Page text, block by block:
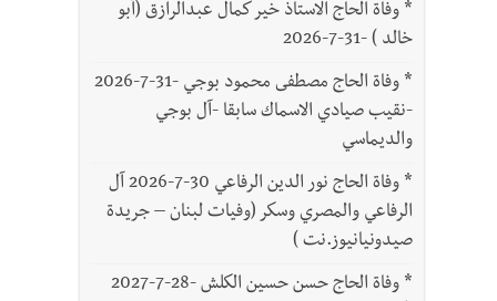
* وفاة الحاج الاستاذ خير كمال عبدالرازق (أبو
خالد ) -31-7-2026
*
وفاة الحاج مصطفى محمود بوجي -31-7-2026
-نقيب صيادي الاسماك سابقا -آل بوجي
والديماسي
*
وفاة الحاج نور الدين الرفاعي 30-7-2026 آل
الرفاعي والمصري وسكر (وفيات لبنان – جريدة
صيدونيانيوز.نت )
*
وفاة الحاج حسن حسين الكلش -28-7-2027